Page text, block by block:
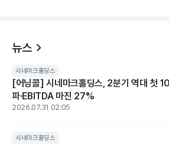
뉴스
시네마크홀딩스
[어닝콜] 시네마크홀딩스, 2분기 역대 첫
파·EBITDA 마진 27%
2026.07.31 02:05
시네마크홀딩스